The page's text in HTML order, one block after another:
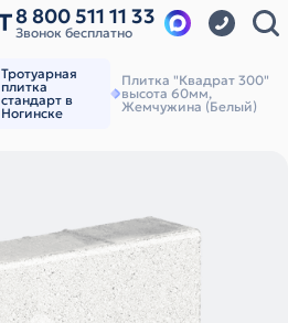
8 800 511 11 33
Звонок бесплатно
Тротуарная
плитка
стандарт в
Ногинске
Плитка "Квадрат 300"
высота 60мм,
Жемчужина (Белый)